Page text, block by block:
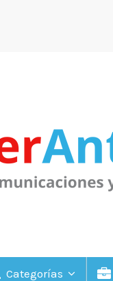
Categorías